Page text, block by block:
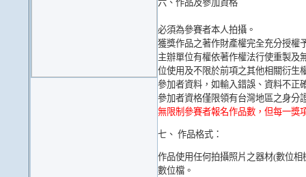
六、作品及參加資格
必須為參賽者本人拍攝。
獲獎作品之著作財產權完全充分授權
主辦單位有權依著作權法行使重製及
位使用及不限於前項之其他相關衍生
參加者資料，如輸入錯誤、資料不正
參加者資格僅限領有台灣地區之身分
無限制參賽者報名作品數，但每一獎
七、 作品格式：
作品使用任何拍攝照片之器材(數位
數位檔。